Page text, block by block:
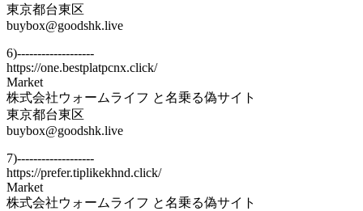
東京都台東区
buybox@goodshk.live
6)-------------------
https://one.bestplatpcnx.click/
Market
株式会社ウォームライフ と名乗る偽サイト
東京都台東区
buybox@goodshk.live
7)-------------------
https://prefer.tiplikekhnd.click/
Market
株式会社ウォームライフ と名乗る偽サイト